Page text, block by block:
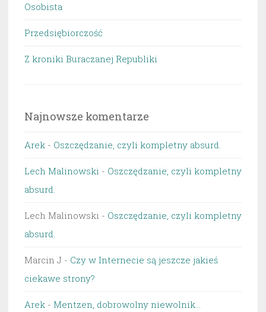
Osobista
Przedsiębiorczość
Z kroniki Buraczanej Republiki
Najnowsze komentarze
Arek - Oszczędzanie, czyli kompletny absurd.
Lech Malinowski - Oszczędzanie, czyli kompletny
absurd.
Lech Malinowski - Oszczędzanie, czyli kompletny
absurd.
Marcin J - Czy w Internecie są jeszcze jakieś
ciekawe strony?
Arek - Mentzen, dobrowolny niewolnik…